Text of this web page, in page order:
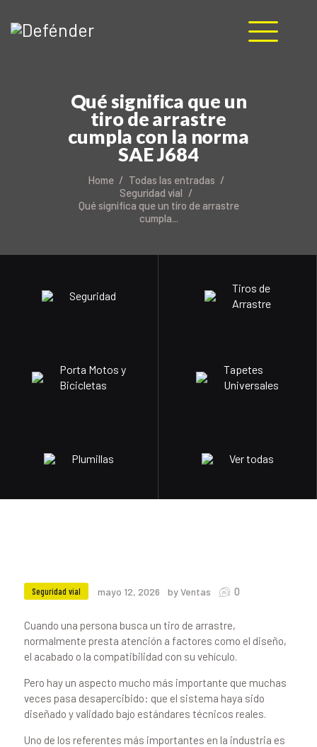
Qué significa que un
tiro de arrastre
cumpla con la norma
SAE J684
Home
Todas las entradas
Seguridad vial
Qué significa que un tiro de arrastre
cumpla...
Seguridad
Tiros de
Arrastre
Porta Motos y
Bicicletas
Tapetes
Universales
Plumillas Ver todas
NOSOTROS
PRODUCTOS
MANUALES
CONTACTO
Seguridad vial mayo 12, 2026 by Ventas 0
Cuando una persona busca un tiro de arrastre,
normalmente presta atención a factores como el diseño,
el acabado o la compatibilidad con su vehículo.
Pero hay un aspecto mucho más importante que muchas
veces pasa desapercibido: que el sistema haya sido
diseñado y validado bajo estándares técnicos reales.
Uno de los referentes más importantes en la industria es